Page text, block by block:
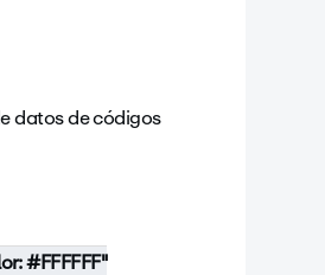
datos de códigos
#FFFFFF"